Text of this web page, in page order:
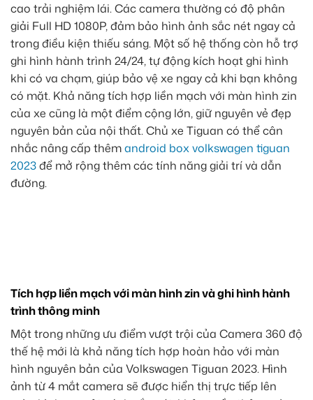
cao trải nghiệm lái. Các camera thường có độ phân
giải Full HD 1080P, đảm bảo hình ảnh sắc nét ngay cả
trong điều kiện thiếu sáng. Một số hệ thống còn hỗ trợ
ghi hình hành trình 24/24, tự động kích hoạt ghi hình
khi có va chạm, giúp bảo vệ xe ngay cả khi bạn không
có mặt. Khả năng tích hợp liền mạch với màn hình zin
của xe cũng là một điểm cộng lớn, giữ nguyên vẻ đẹp
nguyên bản của nội thất. Chủ xe Tiguan có thể cân
nhắc nâng cấp thêmandroid box volkswagen tiguan
2023để mở rộng thêm các tính năng giải trí và dẫn
đường.
Tích hợp liền mạch với màn hình zin và ghi hình hành
trình thông minh
Một trong những ưu điểm vượt trội của Camera 360 độ
thế hệ mới là khả năng tích hợp hoàn hảo với màn
hình nguyên bản của Volkswagen Tiguan 2023. Hình
ảnh từ 4 mắt camera sẽ được hiển thị trực tiếp lên